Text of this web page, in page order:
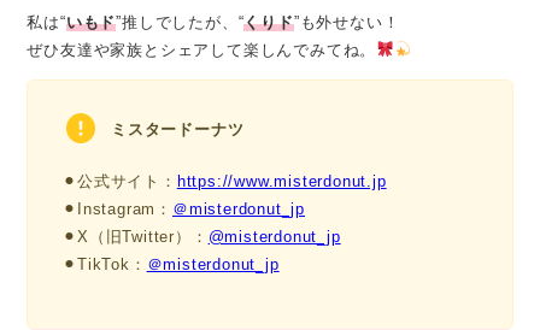
私は“いもド”推しでしたが、“くりド”も外せない！
ぜひ友達や家族とシェアして楽しんでみてね。
ミスタードーナツ
⚫︎公式サイト： https://www.misterdonut.jp
⚫︎Instagram： ＠misterdonut_jp
⚫︎X（旧Twitter）： @misterdonut_jp
⚫︎TikTok： ＠misterdonut_jp